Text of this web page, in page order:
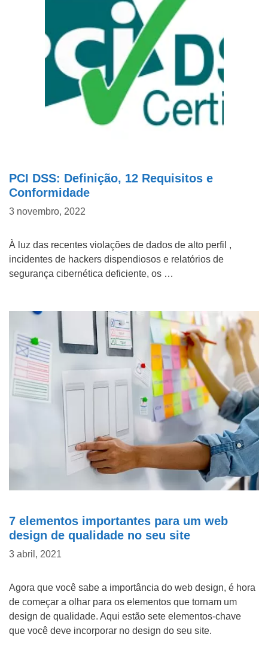
PCI DSS: Definição, 12 Requisitos e
Conformidade
3 novembro, 2022
À luz das recentes violações de dados de alto perfil ,
incidentes de hackers dispendiosos e relatórios de
segurança cibernética deficiente, os …
7 elementos importantes para um web
design de qualidade no seu site
3 abril, 2021
Agora que você sabe a importância do web design, é hora
de começar a olhar para os elementos que tornam um
design de qualidade. Aqui estão sete elementos-chave
que você deve incorporar no design do seu site.